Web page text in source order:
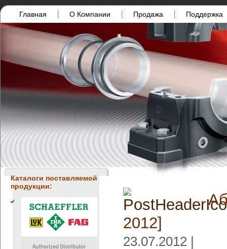
Главная О Компании Продажа Поддержка
Каталоги поставляемой
продукции:
2012]
23.07.2012 |